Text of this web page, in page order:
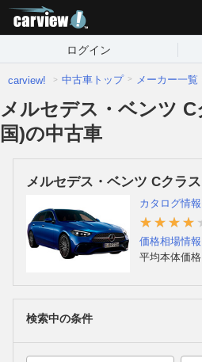
ログイン
carview! 中古車トップ メーカー一覧
メルセデス・ベンツ
国)の中古車
メルセデス・ベンツ Cクラ
カタログ情報
価格相場情報
平均本体価格
検索中の条件